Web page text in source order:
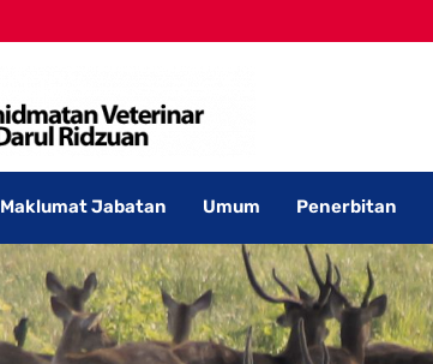
Maklumat Jabatan Umum Penerbitan